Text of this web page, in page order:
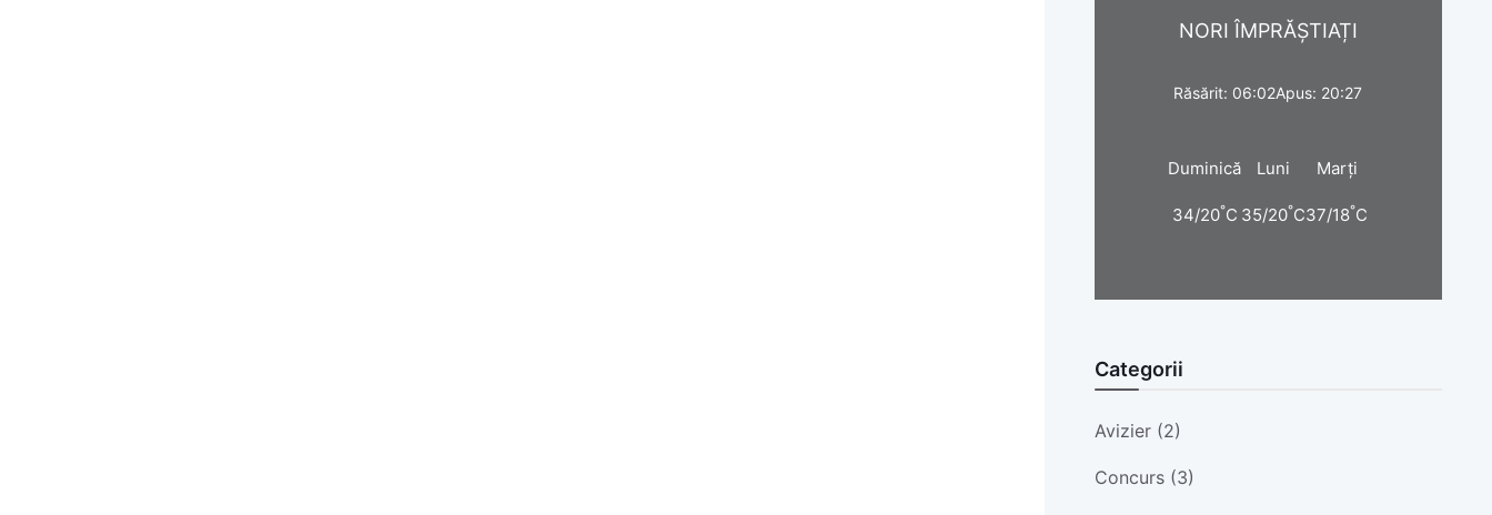
NORI ÎMPRĂȘTIAȚI
Răsărit: 06:02Apus: 20:27
Duminică
34/20°C
Luni
35/20°C
Marți
37/18°C
Categorii
Avizier (2)
Concurs (3)